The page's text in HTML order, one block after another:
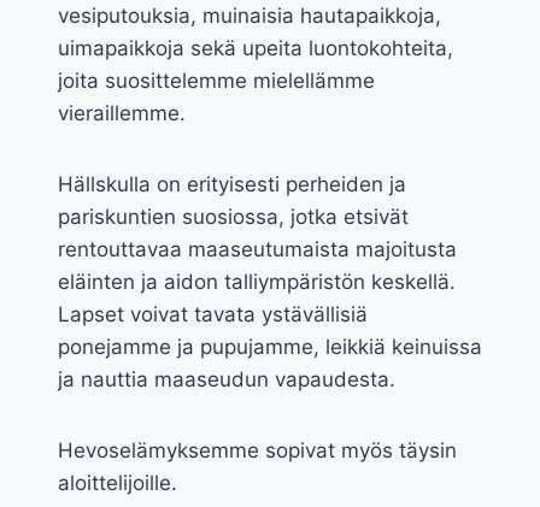
vesiputouksia, muinaisia hautapaikkoja,
uimapaikkoja sekä upeita luontokohteita,
joita suosittelemme mielellämme
vieraillemme.
Hällskulla on erityisesti perheiden ja
pariskuntien suosiossa, jotka etsivät
rentouttavaa maaseutumaista majoitusta
eläinten ja aidon talliympäristön keskellä.
Lapset voivat tavata ystävällisiä
ponejamme ja pupujamme, leikkiä keinuissa
ja nauttia maaseudun vapaudesta.
Hevoselämyksemme sopivat myös täysin
aloittelijoille.